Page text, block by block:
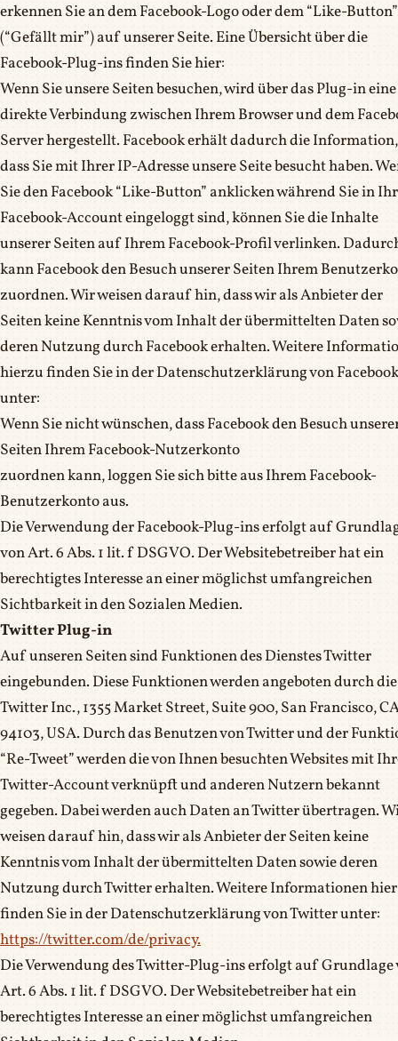
erkennen Sie an dem Facebook-Logo oder dem “Like-Button”
(“Gefällt mir”) auf unserer Seite. Eine Übersicht über die
Facebook-Plug-ins finden Sie hier:
Wenn Sie unsere Seiten besuchen, wird über das Plug-in eine
direkte Verbindung zwischen Ihrem Browser und dem
Server hergestellt. Facebook erhält dadurch die Information,
dass Sie mit Ihrer IP-Adresse unsere Seite besucht haben.
Sie den Facebook “Like-Button” anklicken während Sie in
Facebook-Account eingeloggt sind, können Sie die Inhalte
unserer Seiten auf Ihrem Facebook-Profil verlinken.
kann Facebook den Besuch unserer Seiten Ihrem
zuordnen. Wir weisen darauf hin, dass wir als Anbieter der
Seiten keine Kenntnis vom Inhalt der übermittelten Daten
deren Nutzung durch Facebook erhalten. Weitere
hierzu finden Sie in der Datenschutzerklärung von Facebook
unter:
Wenn Sie nicht wünschen, dass Facebook den Besuch
Seiten Ihrem Facebook-Nutzerkonto
zuordnen kann, loggen Sie sich bitte aus Ihrem Facebook-
Benutzerkonto aus.
Die Verwendung der Facebook-Plug-ins erfolgt auf
von Art. 6 Abs. 1 lit. f DSGVO. Der Websitebetreiber hat ein
berechtigtes Interesse an einer möglichst umfangreichen
Sichtbarkeit in den Sozialen Medien.
Twitter Plug-in
Auf unseren Seiten sind Funktionen des Dienstes Twitter
eingebunden. Diese Funktionen werden angeboten durch die
Twitter Inc., 1355 Market Street, Suite 900, San Francisco,
94103, USA. Durch das Benutzen von Twitter und der
“Re-Tweet” werden die von Ihnen besuchten Websites mit
Twitter-Account verknüpft und anderen Nutzern bekannt
gegeben. Dabei werden auch Daten an Twitter übertragen.
weisen darauf hin, dass wir als Anbieter der Seiten keine
Kenntnis vom Inhalt der übermittelten Daten sowie deren
Nutzung durch Twitter erhalten. Weitere Informationen
finden Sie in der Datenschutzerklärung von Twitter unter:
https://twitter.com/de/privacy.
Die Verwendung des Twitter-Plug-ins erfolgt auf Grundlage
Art. 6 Abs. 1 lit. f DSGVO. Der Websitebetreiber hat ein
berechtigtes Interesse an einer möglichst umfangreichen